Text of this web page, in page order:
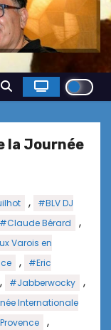
la Journée
,
#BLV DJ
#Claude Bérard ,
Varois en
,
#Eric
, #Jabberwocky ,
Internationale
,